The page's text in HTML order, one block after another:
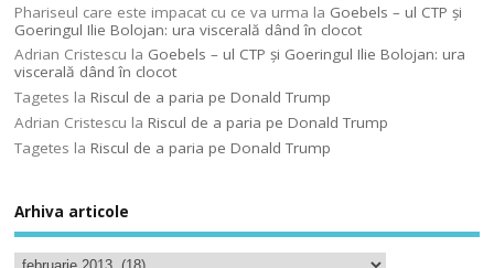
Phariseul care este impacat cu ce va urma la Goebels – ul CTP şi
Goeringul Ilie Bolojan: ura viscerală dând în clocot
Adrian Cristescu la Goebels – ul CTP şi Goeringul Ilie Bolojan: ura
viscerală dând în clocot
Tagetes laRiscul de a paria pe Donald Trump
Adrian Cristescu laRiscul de a paria pe Donald Trump
Tagetes laRiscul de a paria pe Donald Trump
Arhiva articole